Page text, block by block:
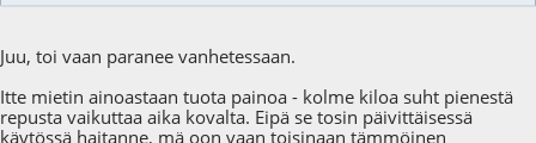
Juu, toi vaan paranee vanhetessaan.
Itte mietin ainoastaan tuota painoa - kolme kiloa suht pienestä
repusta vaikuttaa aika kovalta. Eipä se tosin päivittäisessä
käytössä haitanne, mä oon vaan toisinaan tämmöinen